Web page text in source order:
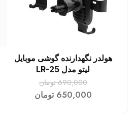
افزودن به سبد خرید
هولدر نگهدارنده گوشی موبایل
لیتو مدل LR-25
690,000 تومان
650,000 تومان